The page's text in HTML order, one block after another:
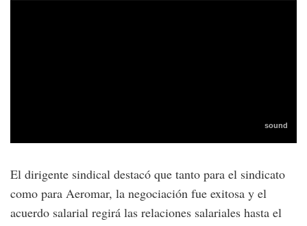
El dirigente sindical destacó que tanto para el sindicato
como para Aeromar, la negociación fue exitosa y el
acuerdo salarial regirá las relaciones salariales hasta el